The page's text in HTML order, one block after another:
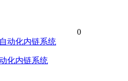
0
化内链系统